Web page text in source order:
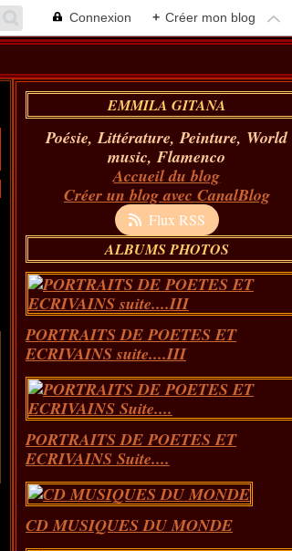
Connexion + Créer mon blog
EMMILA GITANA
Poésie, Littérature, Peinture, World
music, Flamenco
Accueil du blog
Créer un blog avec CanalBlog
Flux RSS
ALBUMS PHOTOS
PORTRAITS DE POETES ET
ECRIVAINS suite....III
PORTRAITS DE POETES ET
ECRIVAINS Suite....
CD MUSIQUES DU MONDE